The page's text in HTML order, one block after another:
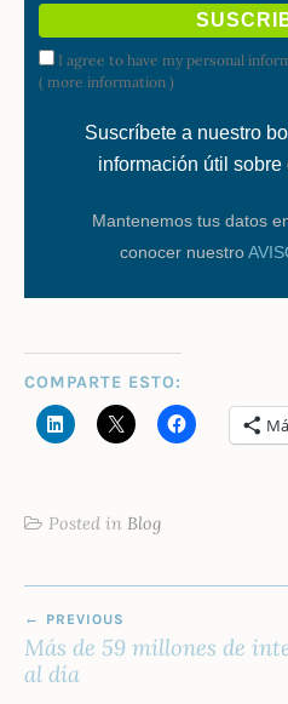
I agree to have my personal
(more information )
Suscríbete a nuestro
información útil
Mantenemos tus datos
conocer nuestro
COMPARTE ESTO:
Posted in Blog
DE
ENTRADAS
PREVIOUS
Más de 59 millones de
al día